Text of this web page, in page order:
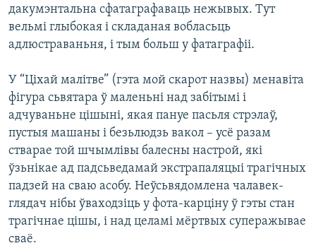
дакумэнтальна сфатаграфаваць нежывых. Тут
вельмі глыбокая і складаная вобласьць
адлюстраваньня, і тым больш у фатаграфіі.
У “Ціхай малітве” (гэта мой скарот назвы) менавіта
фігура сьвятара ў маленьні над забітымі і
адчуваньне цішыні, якая пануе пасьля стрэлаў,
пустыя машаны і безьлюдзь вакол – усё разам
стварае той шчымлівы балесны настрой, які
ўзьнікае ад падсьведамай экстрапаляцыі трагічных
падзей на сваю асобу. Неўсьвядомлена чалавек-
глядач нібы ўваходзіць у фота-карціну ў гэты стан
трагічнае цішы, і над целамі мёртвых суперажывае
сваё.